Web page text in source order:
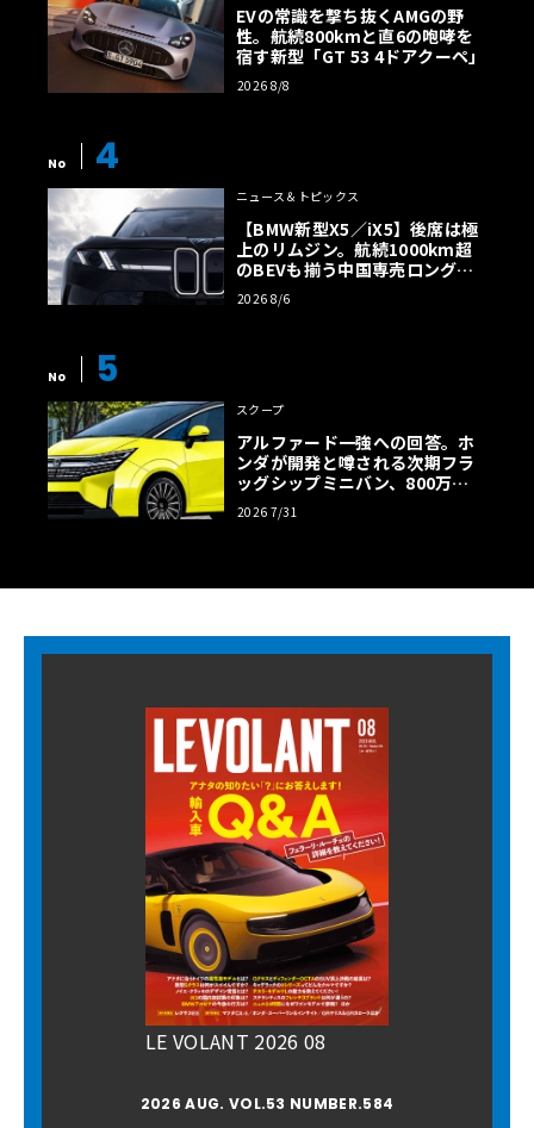
EVの常識を撃ち抜くAMGの野
性。航続800kmと直6の咆哮を
宿す新型「GT 53 4ドアクーペ」
2026 8/8
No 4
ニュース＆トピックス
【BMW新型X5／iX5】後席は極
上のリムジン。航続1000km超
のBEVも揃う中国専売ロング仕
様の全貌
2026 8/6
No 5
スクープ
アルファード一強への回答。ホ
ンダが開発と噂される次期フラ
ッグシップミニバン、800万円
超の勝算【予想CG】
2026 7/31
LE VOLANT 2026 08
2026 AUG. VOL.53 NUMBER.584